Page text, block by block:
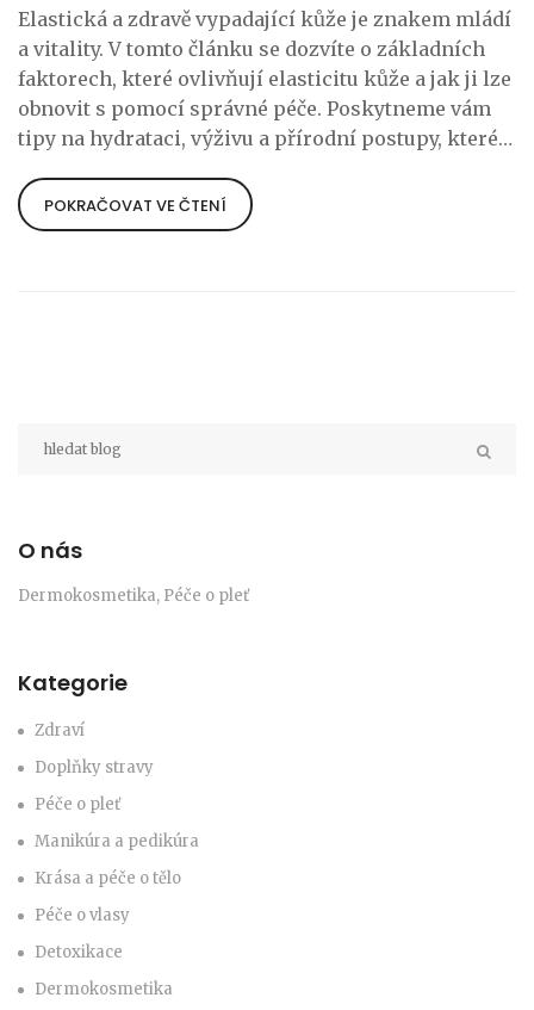
Elastická a zdravě vypadající kůže je znakem mládí
a vitality. V tomto článku se dozvíte o základních
faktorech, které ovlivňují elasticitu kůže a jak ji lze
obnovit s pomocí správné péče. Poskytneme vám
tipy na hydrataci, výživu a přírodní postupy, které
se také možnostmi, jak chránit pokožku před
škodlivými vlivy a jak využít kosmetiku k posílení
POKRAČOVAT VE ČTENÍ
O nás
Dermokosmetika, Péče o pleť
Kategorie
Zdraví
Doplňky stravy
Péče o pleť
Manikúra a pedikúra
Krása a péče o tělo
Péče o vlasy
Detoxikace
Dermokosmetika